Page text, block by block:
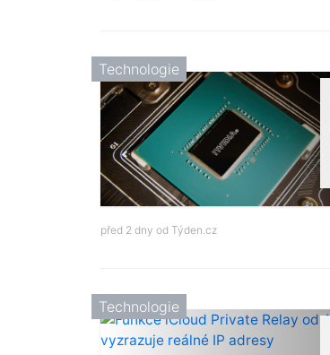
Technologie
před 2 dny od Týden.cz
Technologie